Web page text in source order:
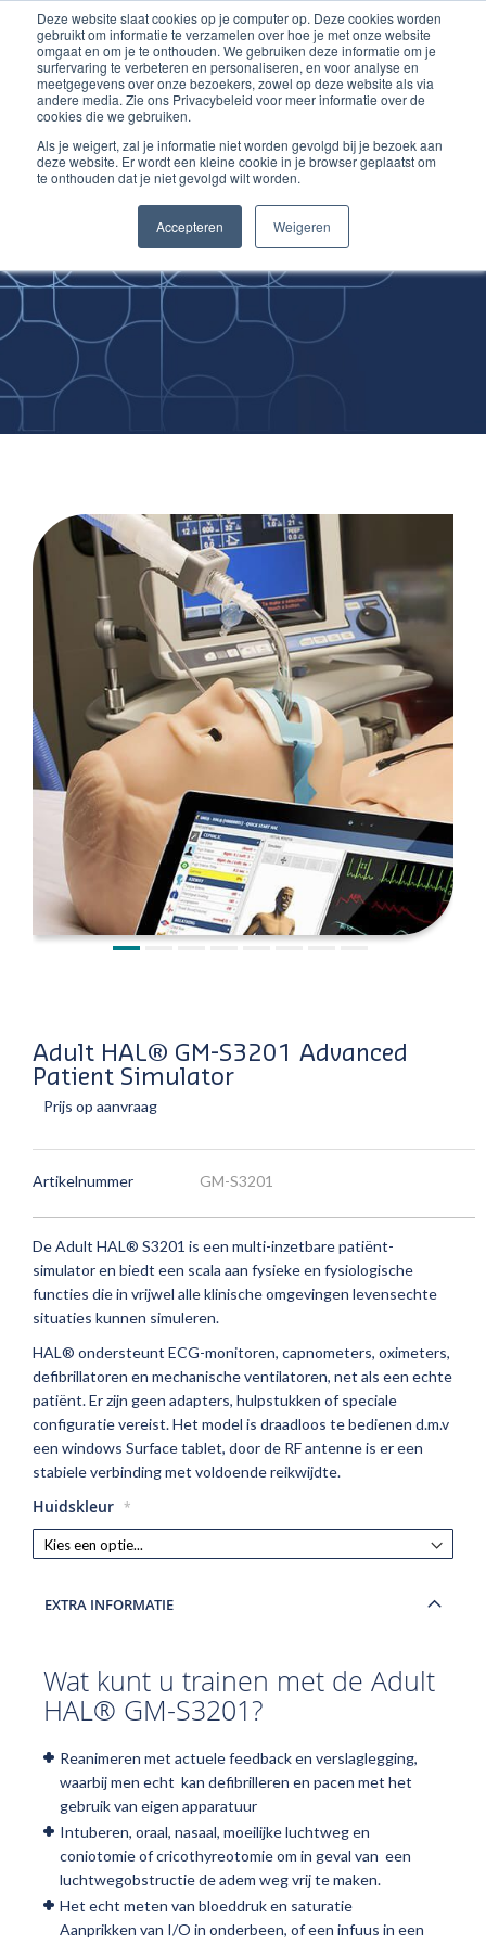
Deze website slaat cookies op je computer op. Deze cookies worden
gebruikt om informatie te verzamelen over hoe je met onze website
omgaat en om je te onthouden. We gebruiken deze informatie om je
surfervaring te verbeteren en personaliseren, en voor analyse en
meetgegevens over onze bezoekers, zowel op deze website als via
andere media. Zie ons Privacybeleid voor meer informatie over de
cookies die we gebruiken.
Als je weigert, zal je informatie niet worden gevolgd bij je bezoek aan
deze website. Er wordt een kleine cookie in je browser geplaatst om
te onthouden dat je niet gevolgd wilt worden.
Accepteren Weigeren
Inloggen account
Ga
naar
de
inhoud
Improving
Medical Skills
Adult HAL® GM-S3201 Advanced
Patient Simulator
Prijs op aanvraag
Artikelnummer GM-S3201
De Adult HAL® S3201 is een multi-inzetbare patiënt-
simulator en biedt een scala aan fysieke en fysiologische
functies die in vrijwel alle klinische omgevingen levensechte
situaties kunnen simuleren.
HAL® ondersteunt ECG-monitoren, capnometers, oximeters,
defibrillatoren en mechanische ventilatoren, net als een echte
patiënt. Er zijn geen adapters, hulpstukken of speciale
configuratie vereist. Het model is draadloos te bedienen d.m.v
een windows Surface tablet, door de RF antenne is er een
stabiele verbinding met voldoende reikwijdte.
Huidskleur
EXTRA INFORMATIE
Wat kunt u trainen met de Adult
HAL® GM-S3201?
Reanimeren met actuele feedback en verslaglegging,
waarbij men echt kan defibrilleren en pacen met het
gebruik van eigen apparatuur
Intuberen, oraal, nasaal, moeilijke luchtweg en
coniotomie of cricothyreotomie om in geval van een
luchtwegobstructie de adem weg vrij te maken.
Het echt meten van bloeddruk en saturatie
Aanprikken van I/O in onderbeen, of een infuus in een